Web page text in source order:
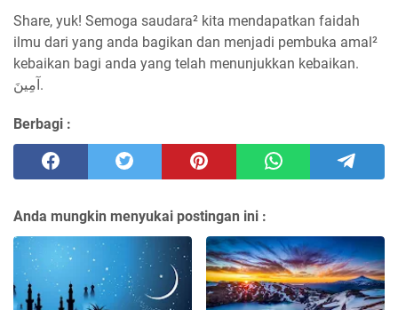
Share, yuk! Semoga saudara² kita mendapatkan faidah
ilmu dari yang anda bagikan dan menjadi pembuka amal²
kebaikan bagi anda yang telah menunjukkan kebaikan.
آمِينَ.
Berbagi :
Anda mungkin menyukai postingan ini :